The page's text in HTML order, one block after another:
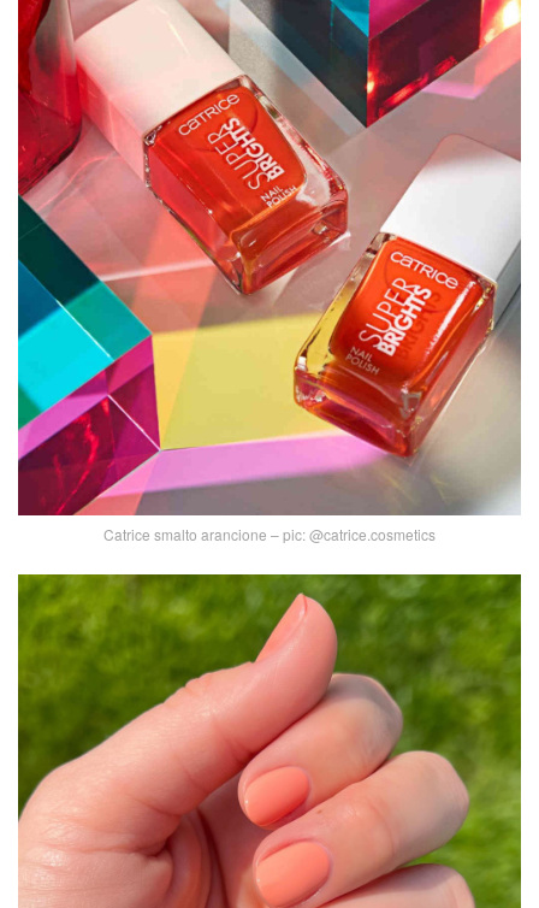
Catrice smalto arancione – pic: @catrice.cosmetics